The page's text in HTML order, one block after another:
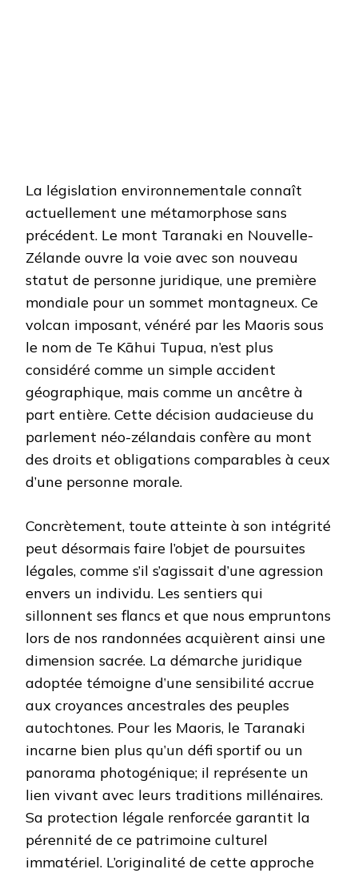
La législation environnementale connaît
actuellement une métamorphose sans
précédent. Le mont Taranaki en Nouvelle-
Zélande ouvre la voie avec son nouveau
statut de personne juridique, une première
mondiale pour un sommet montagneux. Ce
volcan imposant, vénéré par les Maoris sous
le nom de Te Kāhui Tupua, n’est plus
considéré comme un simple accident
géographique, mais comme un ancêtre à
part entière. Cette décision audacieuse du
parlement néo-zélandais confère au mont
des droits et obligations comparables à ceux
d’une personne morale.
Concrètement, toute atteinte à son intégrité
peut désormais faire l’objet de poursuites
légales, comme s’il s’agissait d’une agression
envers un individu. Les sentiers qui
sillonnent ses flancs et que nous empruntons
lors de nos randonnées acquièrent ainsi une
dimension sacrée. La démarche juridique
adoptée témoigne d’une sensibilité accrue
aux croyances ancestrales des peuples
autochtones. Pour les Maoris, le Taranaki
incarne bien plus qu’un défi sportif ou un
panorama photogénique; il représente un
lien vivant avec leurs traditions millénaires.
Sa protection légale renforcée garantit la
pérennité de ce patrimoine culturel
immatériel. L’originalité de cette approche